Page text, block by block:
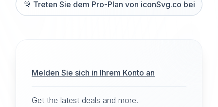
🎊 Treten Sie dem Pro-Plan von iconSvg.co bei
Melden Sie sich in Ihrem Konto an
Get the latest deals and more.